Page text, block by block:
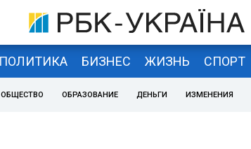
ПОЛИТИКА БИЗНЕС ЖИЗНЬ СПОРТ
ОБЩЕСТВО ОБРАЗОВАНИЕ ДЕНЬГИ ИЗМЕНЕНИЯ